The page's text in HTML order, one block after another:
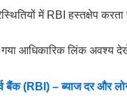
में RBI हस्तक्षेप करता
गया आधिकारिक लिंक अवश्य
बैंक (RBI) – ब्याज दर और